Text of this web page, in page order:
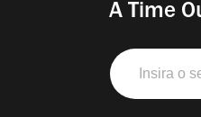
A Time
Insira
o
seu